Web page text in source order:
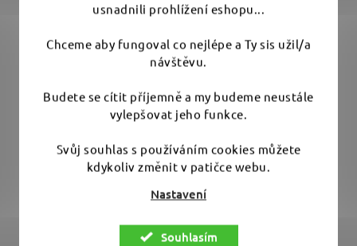
usnadnili prohlížení eshopu...
Chceme aby fungoval co nejlépe a Ty sis užil/a
návštěvu.
Budete se cítit příjemně a my budeme neustále
vylepšovat jeho funkce.
Svůj souhlas s používáním cookies můžete
kdykoliv změnit v patičce webu.
Nastavení
Souhlasím
ADBL Black Water - lesk na pneumatiky